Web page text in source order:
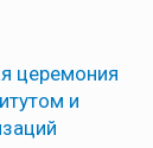
церемония
и